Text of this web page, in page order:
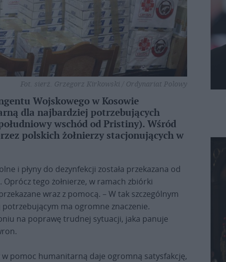
Fot. sierż. Grzegorz Kirkowski / Ordynariat Polowy
Wojskowego w Kosowie
dla najbardziej potrzebujących
wschód od Pristiny). Wśród
polskich żołnierzy stacjonujących w
i płyny do dezynfekcji została przekazana od
. Oprócz tego żołnierze, w ramach zbiórki
wraz z pomocą. – W tak szczególnym
ma ogromne znaczenie.
na poprawę trudnej sytuacji, jaka panuje
w pomoc humanitarną daje ogromną satysfakcję,